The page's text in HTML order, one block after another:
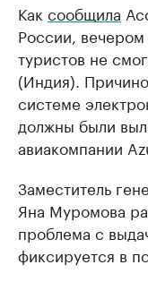
Как сообщила
России,
туристов не
(Индия).
системе
должны были
авиакомпании
Заместитель
Яна Муромова
проблема с
фиксируется в